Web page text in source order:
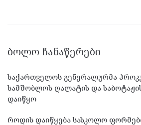
ᲑᲝᲚᲝ ᲩᲐᲜᲐᲬᲔᲠᲔᲑᲘ
საქართველოს გენერალურმა
სამშობლოს ღალატის და
დაიწყო
როდის დაიწყება სასკოლო